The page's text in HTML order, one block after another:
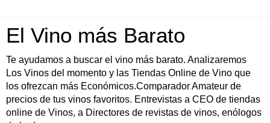
El Vino más Barato
Te ayudamos a buscar el vino más barato. Analizaremos
Los Vinos del momento y las Tiendas Online de Vino que
los ofrezcan más Económicos.Comparador Amateur de
precios de tus vinos favoritos. Entrevistas a CEO de tiendas
online de Vinos, a Directores de revistas de vinos, enólogos